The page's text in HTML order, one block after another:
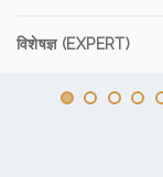
विशेषज्ञ (EXPERT)